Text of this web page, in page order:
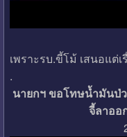
เพราะรบ.ขี้โม้ เสนอแต่
.
นายกฯ ขอโทษน้ำมันป่ว
จี้ลาออ